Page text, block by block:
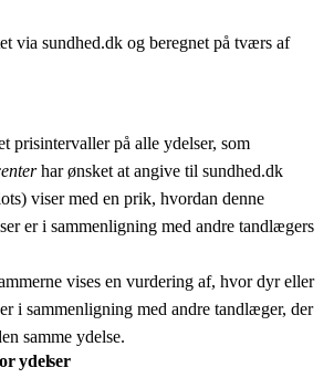
via sundhed.dk og beregnet på tværs af
prisintervaller på alle ydelser, som
har ønsket at angive til sundhed.dk
viser med en prik, hvordan denne
er i sammenligning med andre tandlægers
vises en vurdering af, hvor dyr eller
i sammenligning med andre tandlæger, der
samme ydelse.
ydelser